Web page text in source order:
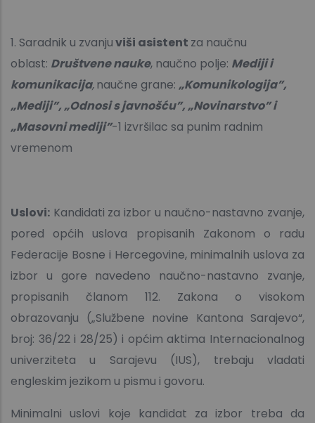
1. Saradnik u zvanjuviši asistent za naučnu
oblast: Društvene nauke, naučno polje: Mediji i
komunikacija,naučne grane: „Komunikologija”,
„Mediji”, „Odnosi s javnošću”, „Novinarstvo” i
„Masovni mediji”-1 izvršilac sa punim radnim
vremenom
Uslovi: Kandidati za izbor u naučno-nastavno zvanje,
pored općih uslova propisanih Zakonom o radu
Federacije Bosne i Hercegovine, minimalnih uslova za
izbor u gore navedeno naučno-nastavno zvanje,
propisanih članom 112. Zakona o visokom
obrazovanju („Službene novine Kantona Sarajevo“,
broj: 36/22 i 28/25) i općim aktima Internacionalnog
univerziteta u Sarajevu (IUS), trebaju vladati
engleskim jezikom u pismu i govoru.
Minimalni uslovi koje kandidat za izbor treba da